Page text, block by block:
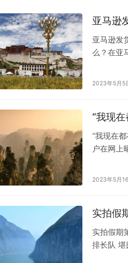
亚马逊
亚马逊发
么？在亚
FBA和
2023年5月5
“我现
“我现在
户在网上
38度”，
2023年5月
实拍假
实拍假期
排长队